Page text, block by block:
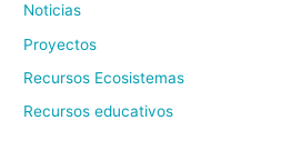
Noticias
Proyectos
Recursos Ecosistemas
Recursos educativos